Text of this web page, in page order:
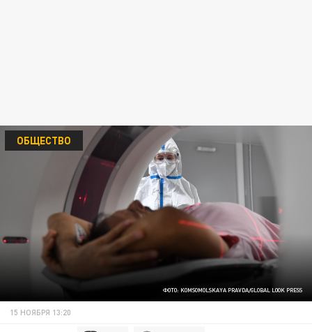
ФОТО: KOMSOMOLSKAYA PRAVDA/GLOBAL LOOK PRESS
ОБЩЕСТВО
15 НОЯБРЯ 13:20